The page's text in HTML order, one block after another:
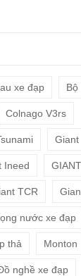
xe đạp Bộ
Colnago V3rs
Giant
Ineed
TCR
nước xe đạp
thả Monton
nghề xe đạp